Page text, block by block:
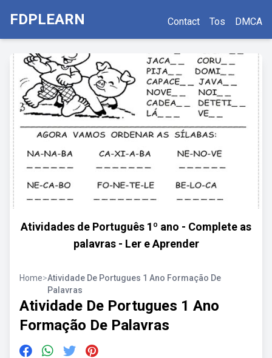
FDPLEARN Contact Tos DMCA
Atividades de Português 1º ano - Complete as
palavras - Ler e Aprender
Home>Atividade De Portugues 1 Ano Formação De
Palavras
Atividade De Portugues 1 Ano
Formação De Palavras